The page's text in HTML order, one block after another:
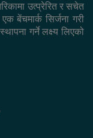
उत्प्रेरित र सचेत
बेंचमार्क सिर्जना गरी
गर्ने लक्ष्य लिएको